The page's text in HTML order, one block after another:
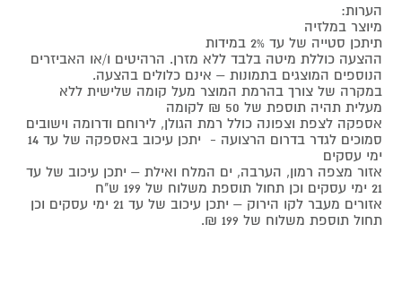
הערות:
מיוצר במלזיה
תיתכן סטייה של עד 2% במידות
ההצעה כוללת מיטה בלבד ללא מזרן. הרהיטים ו/או האביזרים
הנוספים המוצגים בתמונות – אינם כלולים בהצעה.
במקרה של צורך בהרמת המוצר מעל קומה שלישית ללא
מעלית תהיה תוספת של 50 ₪ לקומה
אספקה לצפת וצפונה כולל רמת הגולן, לירוחם ודרומה וישובים
סמוכים לגדר בדרום הרצועה - יתכן עיכוב באספקה של עד 14
ימי עסקים
אזור מצפה רמון, הערבה, ים המלח ואילת – יתכן עיכוב של עד
21 ימי עסקים וכן תחול תוספת משלוח של 199 ש"ח
אזורים מעבר לקו הירוק – יתכן עיכוב של עד 21 ימי עסקים וכן
תחול תוספת משלוח של 199 ₪.